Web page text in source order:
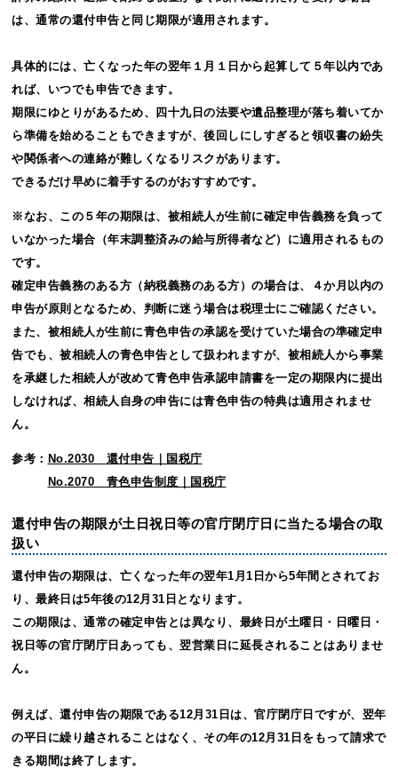
は、通常の還付申告と同じ期限が適用されます。
具体的には、亡くなった年の翌年１月１日から起算して５年以内であ
れば、いつでも申告できます。
期限にゆとりがあるため、四十九日の法要や遺品整理が落ち着いてか
ら準備を始めることもできますが、後回しにしすぎると領収書の紛失
や関係者への連絡が難しくなるリスクがあります。
できるだけ早めに着手するのがおすすめです。
※なお、この５年の期限は、被相続人が生前に確定申告義務を負って
いなかった場合（年末調整済みの給与所得者など）に適用されるもの
です。
確定申告義務のある方（納税義務のある方）の場合は、４か月以内の
申告が原則となるため、判断に迷う場合は税理士にご確認ください。
また、被相続人が生前に青色申告の承認を受けていた場合の準確定申
告でも、被相続人の青色申告として扱われますが、被相続人から事業
を承継した相続人が改めて青色申告承認申請書を一定の期限内に提出
しなければ、相続人自身の申告には青色申告の特典は適用されませ
ん。
参考： No.2030 還付申告｜国税庁
No.2070 青色申告制度｜国税庁
還付申告の期限が土日祝日等の官庁閉庁日に当たる場合の取
扱い
還付申告の期限は、亡くなった年の翌年1月1日から5年間とされてお
り、最終日は5年後の12月31日となります。
この期限は、通常の確定申告とは異なり、最終日が土曜日・日曜日・
祝日等の官庁閉庁日あっても、翌営業日に延長されることはありませ
ん。
例えば、還付申告の期限である12月31日は、官庁閉庁日ですが、翌年
の平日に繰り越されることはなく、その年の12月31日をもって請求で
きる期間は終了します。